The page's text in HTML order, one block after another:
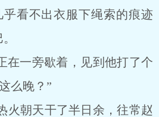
乎看不出衣服下绳索的痕迹
一旁歇着，见到他打了个
么晚？”
朝天干了半日余，往常赵